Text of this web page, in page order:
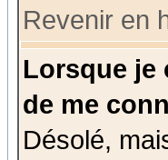
Revenir en
Lorsque je
de me
Désolé,